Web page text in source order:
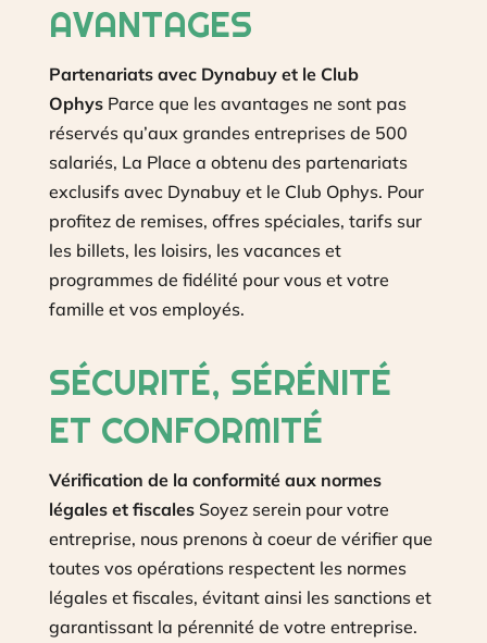
AVANTAGES
Partenariats avec Dynabuy et le Club
OphysParce que les avantages ne sont pas
réservés qu’aux grandes entreprises de 500
salariés, La Place a obtenu des partenariats
exclusifs avec Dynabuy et le Club Ophys. Pour
profitez de remises, offres spéciales, tarifs sur
les billets, les loisirs, les vacances et
programmes de fidélité pour vous et votre
famille et vos employés.
SÉCURITÉ, SÉRÉNITÉ
ET CONFORMITÉ
Vérification de la conformité aux normes
légales et fiscalesSoyez serein pour votre
entreprise, nous prenons à coeur de vérifier que
toutes vos opérations respectent les normes
légales et fiscales, évitant ainsi les sanctions et
garantissant la pérennité de votre entreprise.